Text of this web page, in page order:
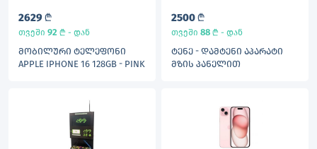
2629 L
თვეში 92 L - დან
ᲛᲝᲑᲘᲚᲣᲠᲘ ᲢᲔᲚᲔᲤᲝᲜᲘ
APPLE IPHONE 16 128GB - PINK
2500 L
თვეში 88 L - დან
ᲢᲔᲜᲔ - ᲓᲐᲛᲢᲔᲜᲘ ᲐᲞᲐᲠᲐᲢᲘ
ᲛᲖᲘᲡ ᲞᲐᲜᲔᲚᲘᲗ